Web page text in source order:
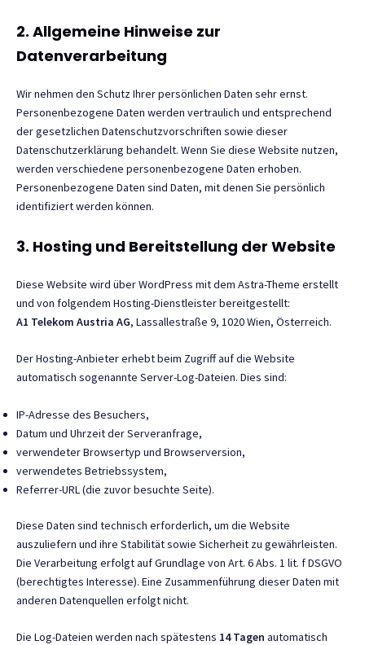
2. Allgemeine Hinweise zur
Datenverarbeitung
Wir nehmen den Schutz Ihrer persönlichen Daten sehr ernst.
Personenbezogene Daten werden vertraulich und entsprechend
der gesetzlichen Datenschutzvorschriften sowie dieser
Datenschutzerklärung behandelt. Wenn Sie diese Website nutzen,
werden verschiedene personenbezogene Daten erhoben.
Personenbezogene Daten sind Daten, mit denen Sie persönlich
identifiziert werden können.
3. Hosting und Bereitstellung der Website
Diese Website wird über WordPress mit dem Astra-Theme erstellt
und von folgendem Hosting-Dienstleister bereitgestellt:
A1 Telekom Austria AG, Lassallestraße 9, 1020 Wien, Österreich.
Der Hosting-Anbieter erhebt beim Zugriff auf die Website
automatisch sogenannte Server-Log-Dateien. Dies sind:
IP-Adresse des Besuchers,
Datum und Uhrzeit der Serveranfrage,
verwendeter Browsertyp und Browserversion,
verwendetes Betriebssystem,
Referrer-URL (die zuvor besuchte Seite).
Diese Daten sind technisch erforderlich, um die Website
auszuliefern und ihre Stabilität sowie Sicherheit zu gewährleisten.
Die Verarbeitung erfolgt auf Grundlage von Art. 6 Abs. 1 lit. f DSGVO
(berechtigtes Interesse). Eine Zusammenführung dieser Daten mit
anderen Datenquellen erfolgt nicht.
Die Log-Dateien werden nach spätestens 14 Tagen automatisch